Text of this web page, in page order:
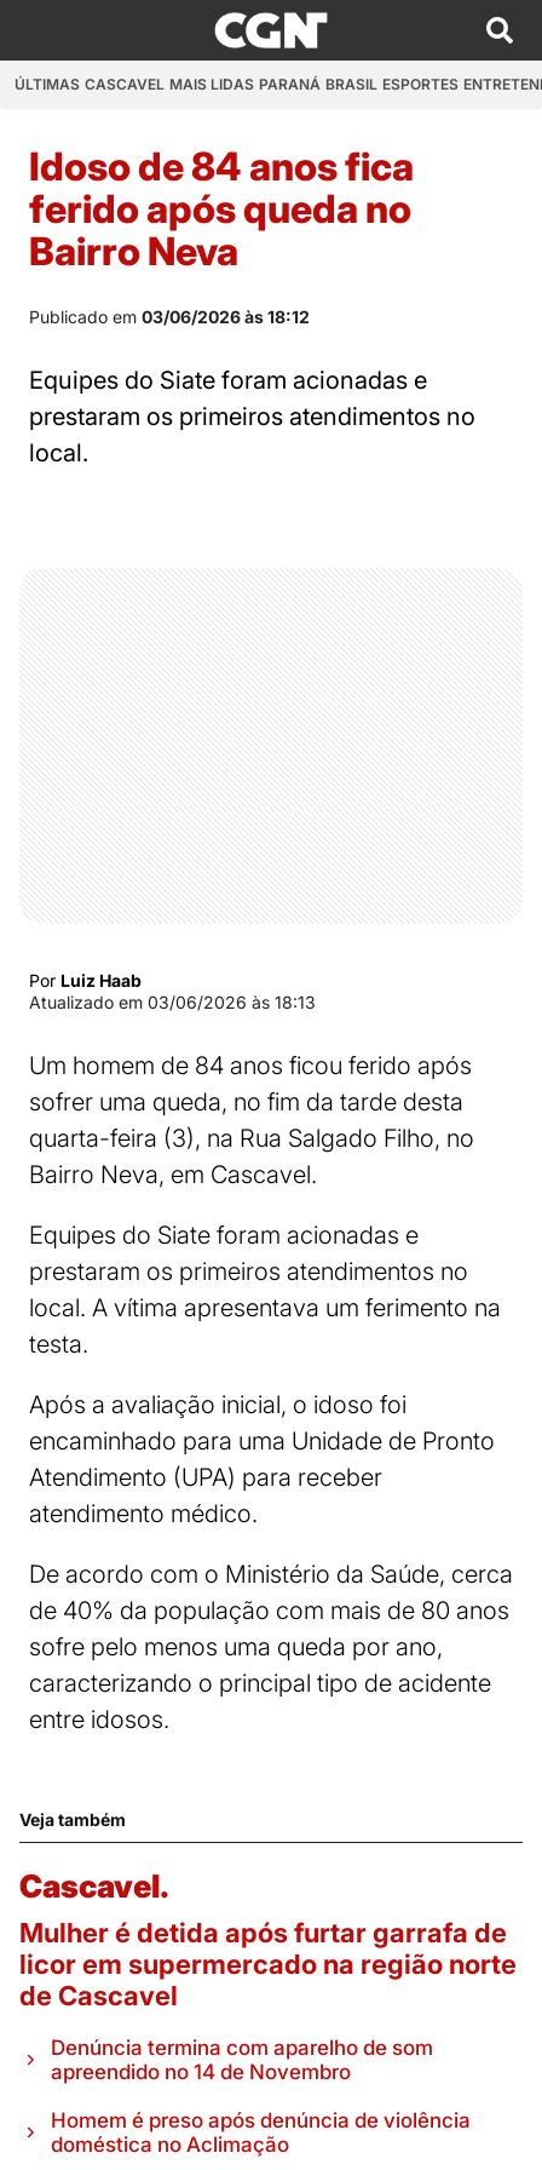
ÚLTIMAS CASCAVEL MAIS LIDAS PARANÁ BRASIL ESPORTES
Idoso de 84 anos fica
ferido após queda no
Bairro Neva
Publicado em 03/06/2026 às 18:12
Equipes do Siate foram acionadas e
prestaram os primeiros atendimentos no
local.
Por Luiz Haab
Atualizado em 03/06/2026 às 18:13
Um homem de 84 anos ficou ferido após
sofrer uma queda, no fim da tarde desta
quarta-feira (3), na Rua Salgado Filho, no
Bairro Neva, em Cascavel.
Equipes do Siate foram acionadas e
prestaram os primeiros atendimentos no
local. A vítima apresentava um ferimento na
testa.
Após a avaliação inicial, o idoso foi
encaminhado para uma Unidade de Pronto
Atendimento (UPA) para receber
atendimento médico.
De acordo com o Ministério da Saúde, cerca
de 40% da população com mais de 80 anos
sofre pelo menos uma queda por ano,
caracterizando o principal tipo de acidente
entre idosos.
Veja também
Cascavel.
Mulher é detida após furtar garrafa de
licor em supermercado na região norte
de Cascavel
Denúncia termina com aparelho de som
apreendido no 14 de Novembro
Homem é preso após denúncia de violência
doméstica no Aclimação